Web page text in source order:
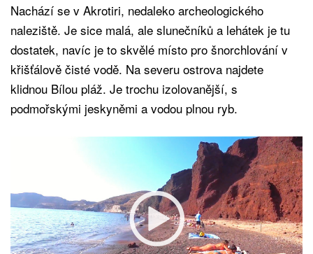
Nachází se v Akrotiri, nedaleko archeologického
naleziště. Je sice malá, ale slunečníků a lehátek je tu
dostatek, navíc je to skvělé místo pro šnorchlování v
křišťálově čisté vodě. Na severu ostrova najdete
klidnou Bílou pláž. Je trochu izolovanější, s
podmořskými jeskyněmi a vodou plnou ryb.